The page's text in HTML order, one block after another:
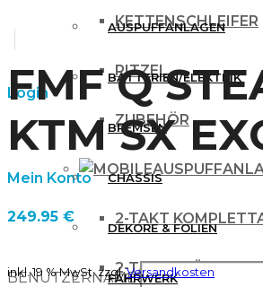
KETTENSCHLEIFER
RITZEL
ZUBEHÖR
2-TAKT
2-TAKT KRÜMMER
Login
Mein Konto
BENUTZERNAME
AUSPUFFANLAGEN
BATTERIEN/ELEKTRIK
BREMSEN
CHASSIS
DEKORE & FOLIEN
FAHRWERK
FMF Q
KTM SX
249.95 €
inkl. 19 % MwSt. zzgl.Versandkosten